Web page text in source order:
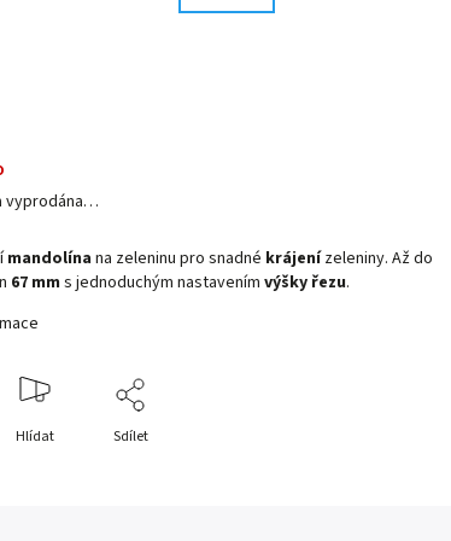
vyprodána…
mandolína na zeleninu pro snadné krájenízeleniny. Až do
67 mm s jednoduchým nastavením výšky řezu.
Hlídat Sdílet